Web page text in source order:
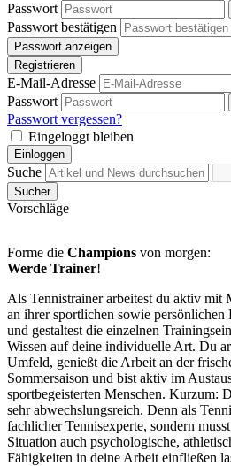
Passwort
Passwort bestätigen
Passwort anzeigen
Registrieren
E-Mail-Adresse
Passwort
Passwort vergessen?
Eingeloggt bleiben
Einloggen
Suche
Sucher
Vorschläge
Forme die Champions von morgen:
Werde Trainer!
Als Tennistrainer arbeitest du aktiv mit
an ihrer sportlichen sowie
und gestaltest die einzelnen
Wissen auf deine individuelle Art. Du
Umfeld, genießt die Arbeit an der
Sommersaison und bist aktiv im
sportbegeisterten Menschen. Kurzum:
sehr abwechslungsreich. Denn als
fachlicher Tennisexperte, sondern
Situation auch psychologische,
Fähigkeiten in deine Arbeit einfließen